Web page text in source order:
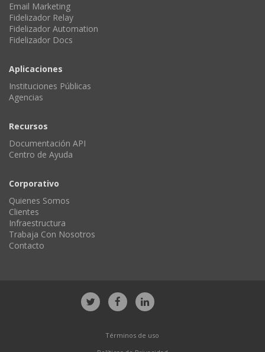
Email Marketing
Fidelizador Relay
Fidelizador Automation
Fidelizador Docs
Aplicaciones
Instituciones Públicas
Agencias
Recursos
Documentación API
Centro de Ayuda
Corporativo
Quienes Somos
Clientes
Infraestructura
Trabaja Con Nosotros
Contacto
Términos de uso